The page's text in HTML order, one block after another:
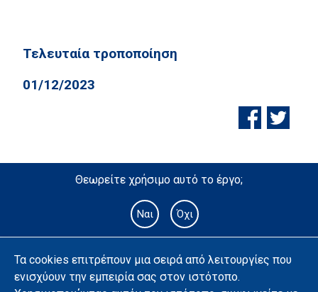
Τελευταία τροποποίηση
01/12/2023
Θεωρείτε χρήσιμο αυτό το έργο;
Ναι Όχι
Τα cookies επιτρέπουν μια σειρά από λειτουργίες που
ενισχύουν την εμπειρία σας στον ιστότοπο.